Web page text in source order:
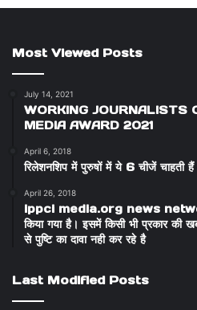
Most Viewed Posts
July 14, 2021
WORKING JOURNALISTS
MEDIA AWARD 2021
April 6, 2018
रिलेशनशिप में पुरुषों में ये 6 चीजें चाहती हैं
April 26, 2018
ippci media.org news
किया गया है। इसमें किसी भी प्रकार की
से पुष्टि का दावा नही कर रहे है
Last Modified Posts